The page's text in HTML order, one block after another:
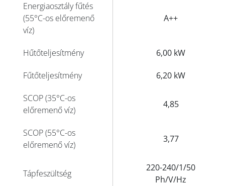
Energiaosztály fűtés
(55°C-os előremenő
víz)
A++
Hűtőteljesítmény 6,00 kW
Fűtőteljesítmény 6,20 kW
SCOP (35°C-os
előremenő víz)
4,85
SCOP (55°C-os
előremenő víz)
3,77
Tápfeszültség
220-240/1/50
Ph/V/Hz